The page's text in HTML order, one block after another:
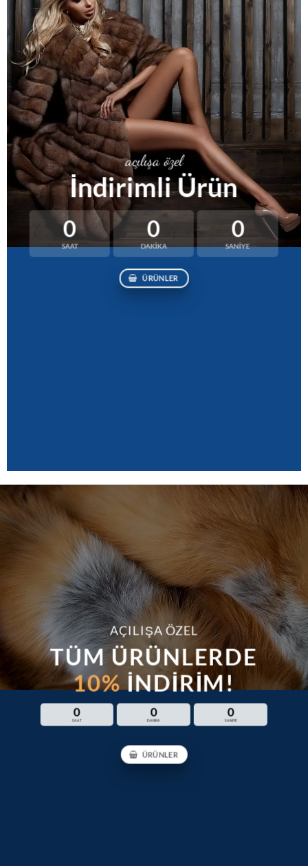
açılışa özel
İndirimli Ürün
0
SAAT
0
DAKIKA
0
SANIYE
ÜRÜNLER
AÇILIŞA ÖZEL
TÜM ÜRÜNLERDE
10%İNDİRİM!
0
SAAT
0
DAKİKA
0
SANİYE
ÜRÜNLER